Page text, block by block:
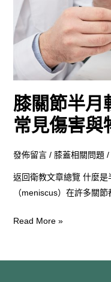
膝關節半月
常見傷害與
發佈留言 / 膝蓋相關問題/
返回衛教文章總覽 什麼
（meniscus）在許多關
半
月
作
用、
常
害
與
理
Read More »